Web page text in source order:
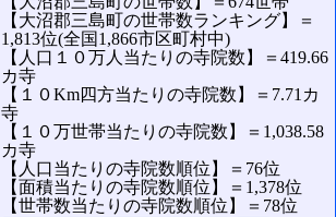
【大沼郡三島町の世帯数ランキング】＝
1,813位(全国1,866市区町村中)
【人口１０万人当たりの寺院数】＝419.66
カ寺
【１０Km四方当たりの寺院数】＝7.71カ
寺
【１０万世帯当たりの寺院数】＝1,038.58
カ寺
【人口当たりの寺院数順位】＝76位
【面積当たりの寺院数順位】＝1,378位
【世帯数当たりの寺院数順位】＝78位